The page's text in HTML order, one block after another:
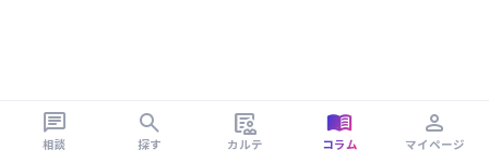

相談

探す

カルテ

コラム

マイページ